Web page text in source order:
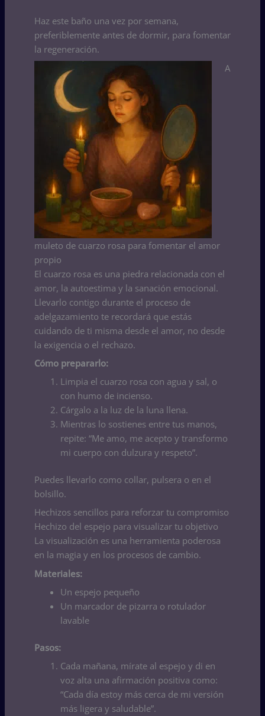
Haz este baño una vez por semana,
preferiblemente antes de dormir, para fomentar
la regeneración.
A
muleto de cuarzo rosa para fomentar el amor
propio
El cuarzo rosa es una piedra relacionada con el
amor, la autoestima y la sanación emocional.
Llevarlo contigo durante el proceso de
adelgazamiento te recordará que estás
cuidando de ti misma desde el amor, no desde
la exigencia o el rechazo.
Cómo prepararlo:
Limpia el cuarzo rosa con agua y sal, o
con humo de incienso.
Cárgalo a la luz de la luna llena.
Mientras lo sostienes entre tus manos,
repite: “Me amo, me acepto y transformo
mi cuerpo con dulzura y respeto”.
Puedes llevarlo como collar, pulsera o en el
bolsillo.
Hechizos sencillos para reforzar tu compromiso
Hechizo del espejo para visualizar tu objetivo
La visualización es una herramienta poderosa
en la magia y en los procesos de cambio.
Materiales:
Un espejo pequeño
Un marcador de pizarra o rotulador
lavable
Pasos:
Cada mañana, mírate al espejo y di en
voz alta una afirmación positiva como:
“Cada día estoy más cerca de mi versión
más ligera y saludable”.